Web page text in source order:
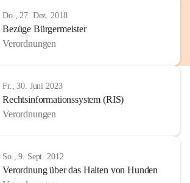
Do., 27. Dez. 2018
Bezüge Bürgermeister
Verordnungen
Fr., 30. Juni 2023
Rechtsinformationssystem (RIS)
Verordnungen
So., 9. Sept. 2012
Verordnung über das Halten von Hunden